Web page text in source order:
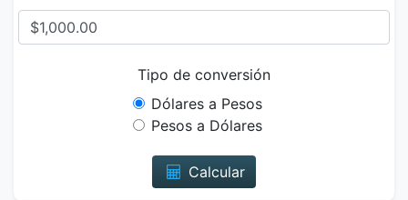
Tipo de conversión
Dólares a Pesos
Pesos a Dólares
Calcular